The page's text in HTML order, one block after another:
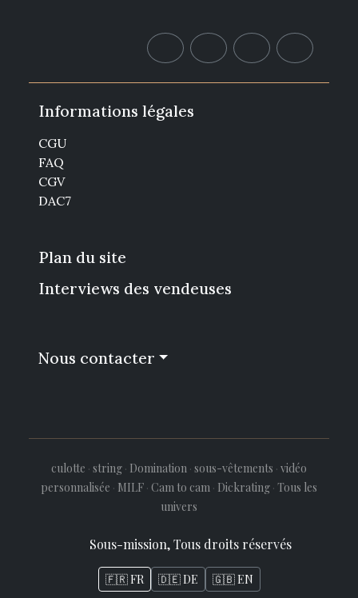
Informations légales
CGU
FAQ
CGV
DAC7
Plan du site
Interviews des vendeuses
Nous contacter
culotte · string · Domination · sous-vêtements · vidéo
personnalisée · MILF · Cam to cam · Dickrating · Tous les
univers
Sous-mission, Tous droits réservés
🇫🇷 FR 🇩🇪 DE 🇬🇧 EN